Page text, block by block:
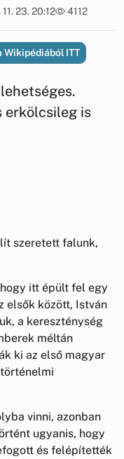
23. 20:12 4112
ITT
erkölcsileg is
szeretett falunk,
itt épült fel egy
elsők között, István
a kereszténység
méltán
ki az első magyar
vinni, azonban
ugyanis, hogy
és felépítették